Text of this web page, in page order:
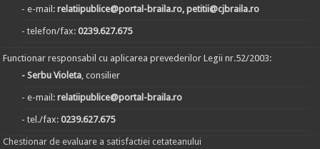
- e-mail:relatiipublice@portal-braila.ro, petitii@cjbraila.ro
- telefon/fax:0239.627.675
Functionar responsabil cu aplicarea prevederilor Legii nr.52/2003:
- Serbu Violeta, consilier
- e-mail:relatiipublice@portal-braila.ro
- tel./fax:0239.627.675
Chestionar de evaluare a satisfactiei cetateanului